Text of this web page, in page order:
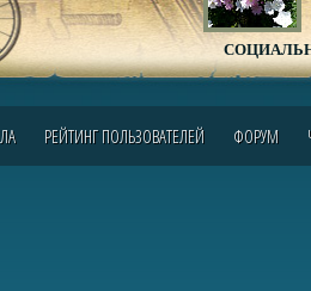
РЕЙТИНГ ПОЛЬЗОВАТЕЛЕЙ ФОРУМ